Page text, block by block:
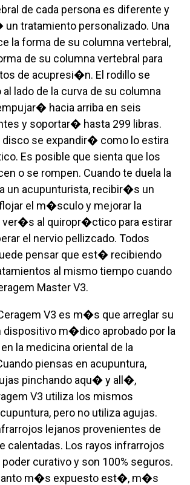
de cada persona es diferente y
tratamiento personalizado. Una
la forma de su columna vertebral,
de su columna vertebral para
de acupresi�n. El rodillo se
lado de la curva de su columna
hacia arriba en seis
y soportar� hasta 299 libras.
disco se expandir� como lo estira
Es posible que sienta que los
o se rompen. Cuando te duela la
un acupunturista, recibir�s un
el m�sculo y mejorar la
al quiropr�ctico para estirar
el nervio pellizcado. Todos
pensar que est� recibiendo
al mismo tiempo cuando
Master V3.
V3 es m�s que arreglar su
dispositivo m�dico aprobado por la
la medicina oriental de la
piensas en acupuntura,
pinchando aqu� y all�,
V3 utiliza los mismos
pero no utiliza agujas.
lejanos provenientes de
calentadas. Los rayos infrarrojos
curativo y son 100% seguros.
m�s expuesto est�, m�s